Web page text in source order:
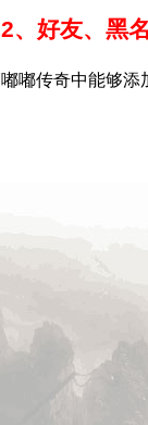
2、好友、黑
嘟嘟传奇中能够添